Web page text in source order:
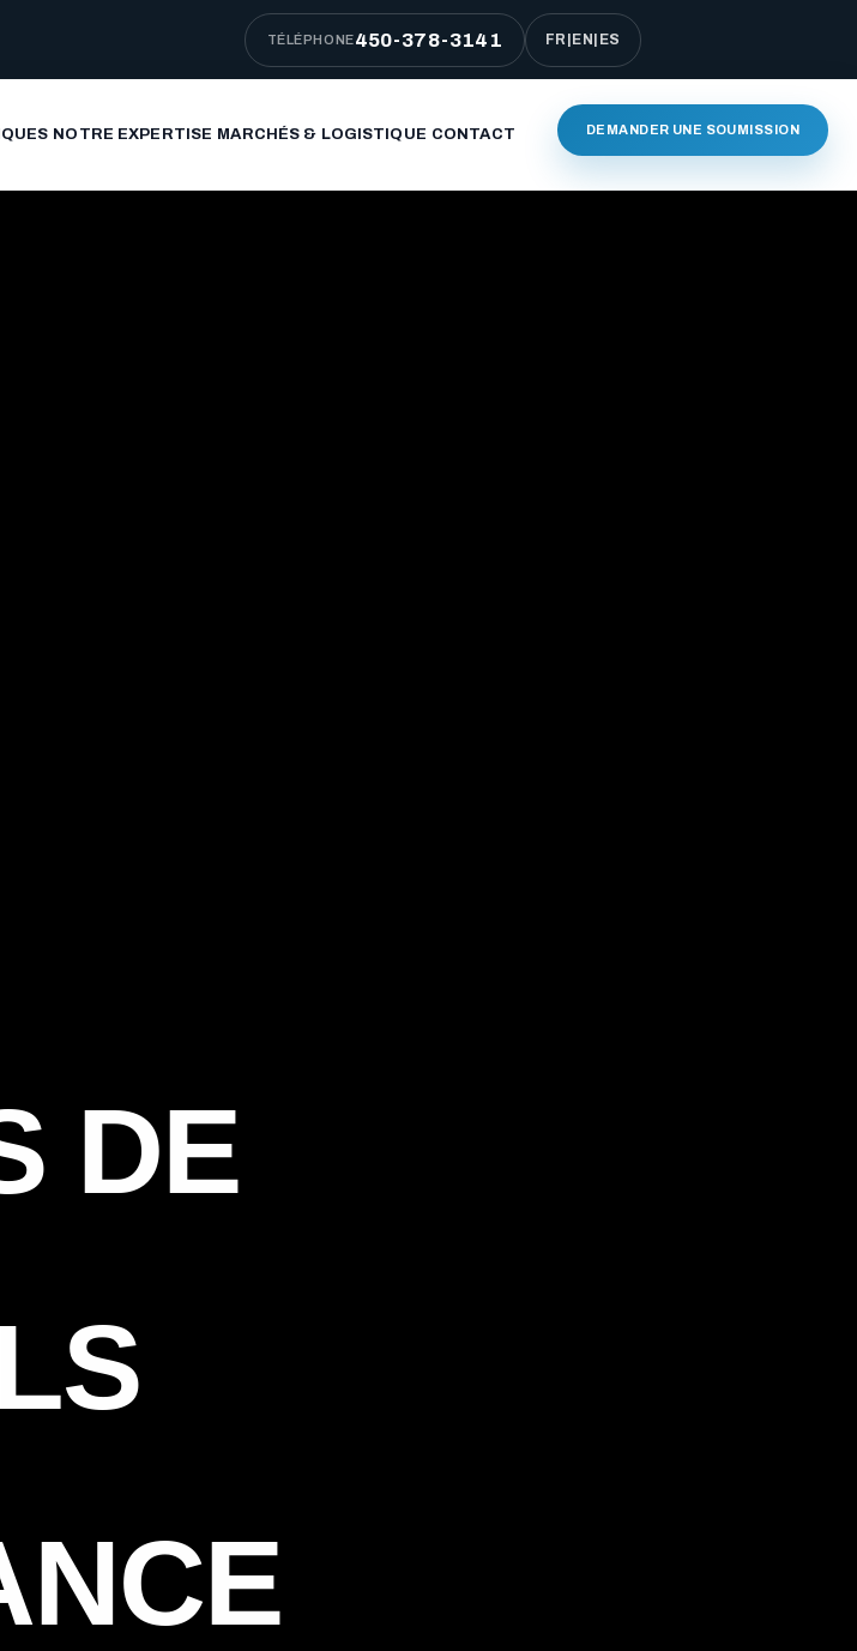
TÉLÉPHONE450-378-3141 FR |EN| ES
NOTRE EXPERTISE MARCHÉS & LOGISTIQUE CONTACT DEMANDER UNE SOUMISSION
DE